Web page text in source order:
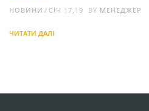
СІЧ 17,19
НОВИНИ BY МЕНЕДЖЕР
ЧИТАТИ ДАЛІ